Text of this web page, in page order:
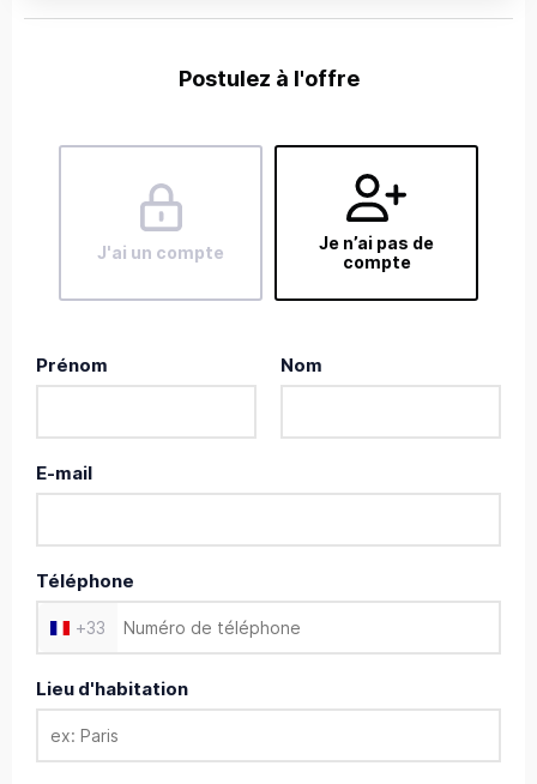
Postulez à l'offre
J'ai un compte
Je n’ai pas de
compte
Prénom Nom
E-mail
Téléphone
+33
Lieu d'habitation